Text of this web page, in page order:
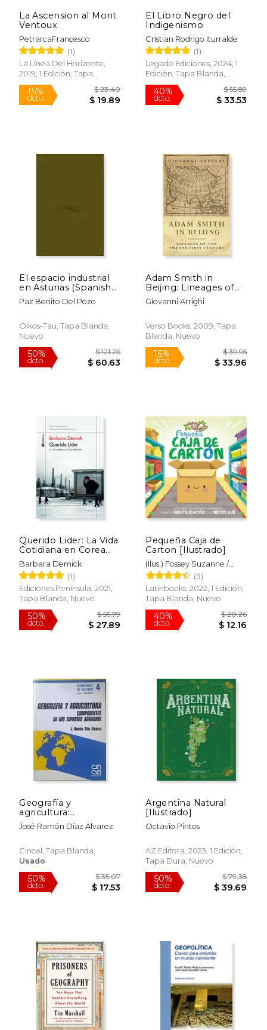
La Ascension al Mont
Ventoux
PetrarcaFrancesco
(1)
La Línea Del Horizonte,
2019, 1 Edición, Tapa
Blanda, Nuevo
El Libro Negro del
Indigenismo
Cristian Rodrigo Iturralde
(1)
Legado Ediciones, 2024, 1
Edición, Tapa Blanda,
Nuevo
40%
dcto.
El espacio industrial
en Asturias (Spanish
Edition)
Paz Benito Del Pozo
Oikos-Tau, Tapa Blanda,
Nuevo
50%
Adam Smith in
Beijing: Lineages of
the 21St Century (en
Inglés)
Giovanni Arrighi
Verso Books, 2009, Tapa
Blanda, Nuevo
15%
Querido Lider: La Vida
Cotidiana en Corea
del Norte
Barbara Demick
(1)
Ediciones Península, 2021,
Tapa Blanda, Nuevo
50%
dcto.
Pequeña Caja de
Carton [Ilustrado]
(Ilus.) Fossey Suzanne /
Bohorquez Gisela
(3)
Latinbooks, 2022, 1 Edición,
Tapa Blanda, Nuevo
40%
dcto.
Geografía y
agricultura:
Componentes de los
espacios agrarios
José Ramón Díaz Alvarez
Cincel, Tapa Blanda,
Usado
Argentina Natural
[Ilustrado]
Octavio Pintos
AZ Editora, 2023, 1 Edición,
Tapa Dura, Nuevo